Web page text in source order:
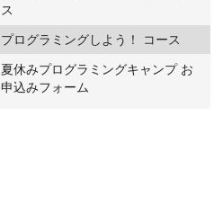
ス
プログラミングしよう！ コース
夏休みプログラミングキャンプ お
申込みフォーム